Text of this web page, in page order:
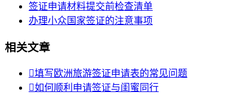
签证申请材料提交前检查清单
办理小众国家签证的注意事项
相关文章
填写欧洲旅游签证申请表的常见问题
如何顺利申请签证与闺蜜同行